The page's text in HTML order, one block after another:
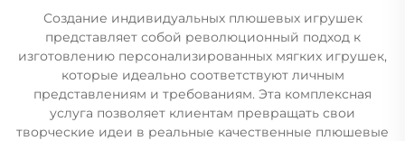
Создание индивидуальных плюшевых игрушек
представляет собой революционный подход к
изготовлению персонализированных мягких игрушек,
которые идеально соответствуют личным
представлениям и требованиям. Эта комплексная
услуга позволяет клиентам превращать свои
творческие идеи в реальные качественные плюшевые